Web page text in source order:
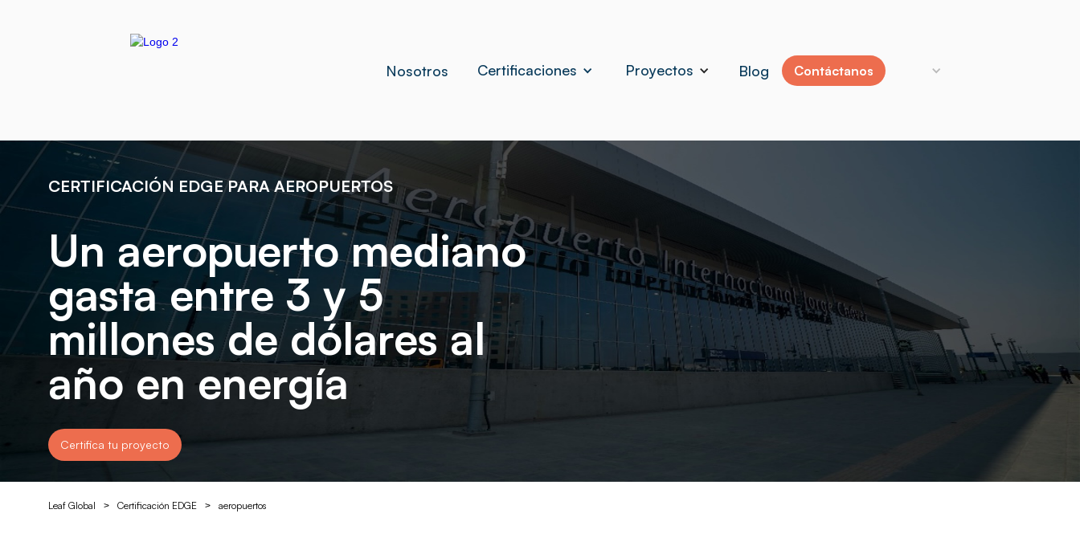
Nosotros Certificaciones Proyectos Blog Contáctanos
CERTIFICACIÓN EDGE PARA AEROPUERTOS
Un aeropuerto mediano
gasta entre 3 y 5
millones de dólares al
año en energía
Certifica tu proyecto
Leaf Global > Certificación EDGE > aeropuertos